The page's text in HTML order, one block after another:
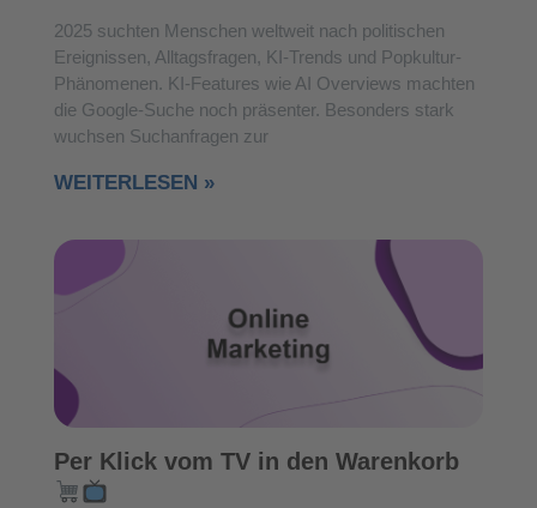
2025 suchten Menschen weltweit nach politischen
Ereignissen, Alltagsfragen, KI-Trends und Popkultur-
Phänomenen. KI-Features wie AI Overviews machten
die Google-Suche noch präsenter. Besonders stark
wuchsen Suchanfragen zur
WEITERLESEN »
Per Klick vom TV in den Warenkorb